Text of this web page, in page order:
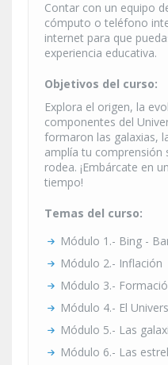
Contar con un equipo
cómputo o teléfono
internet para que
experiencia educativa.
Objetivos del curso:
Explora el origen, la
componentes del
formaron las galaxias,
amplía tu comprensión
rodea. ¡Embárcate en
tiempo!
Temas del curso:
Módulo 1.- Bing -
Módulo 2.- Inflación
Módulo 3.-
Módulo 4.- El
Módulo 5.- Las
Módulo 6.- Las